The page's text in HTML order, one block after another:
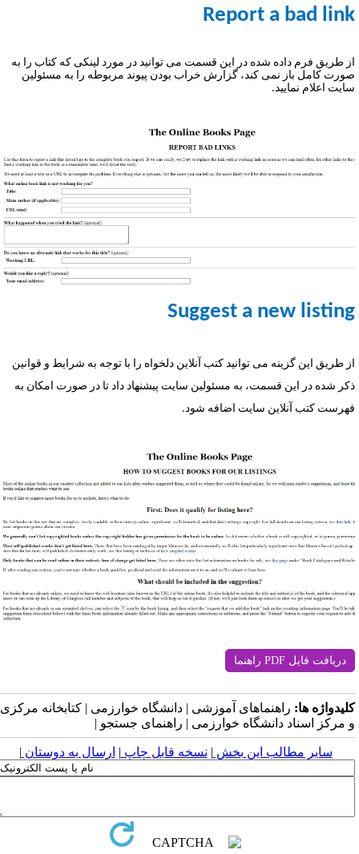
Report a bad
طریق فرم داده شده در این قسمت می توانید در مورد لینکی که کتاب را به
کامل باز نمی کند، گزارش خراب بودن پیوند مربوطه را به مسئولین
اعلام نمایید.
Suggest a new
طریق این گزینه می توانید کتب آنلاین دلخواه را با توجه به شرایط و قوانین
شده در این قسمت، به مسئولین سایت پیشنهاد داد تا در صورت امکان به
کتب آنلاین سایت اضافه شود.
دریافت فایل PDF راهنما
ها:راهنماهای آموزشی | دانشگاه خوارزمی | کتابخانه مرکزی
مرکز اسناد دانشگاه خوارزمی | راهنمای جستجو |
سایر مطالب این بخش | نسخه قابل چاپ| ارسال به دوستان|